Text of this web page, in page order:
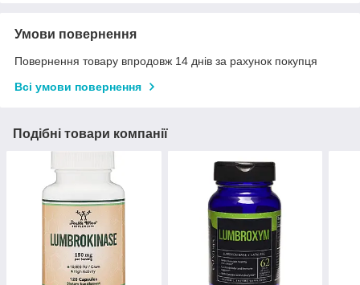
Умови повернення
Повернення товару впродовж 14 днів за рахунок покупця
Всі умови повернення
Подібні товари компанії